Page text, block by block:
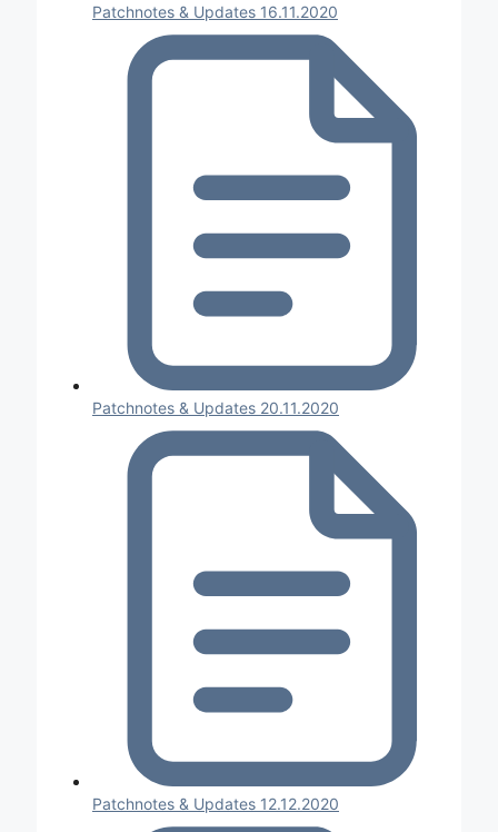
Patchnotes & Updates 16.11.2020
Patchnotes & Updates 20.11.2020
Patchnotes & Updates 12.12.2020